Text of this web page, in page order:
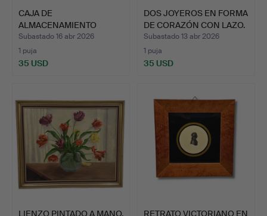
CAJA DE
ALMACENAMIENTO
DECORATIVA CON ASPE…
Subastado 16 abr 2026
1 puja
35 USD
DOS JOYEROS EN FORMA
DE CORAZÓN CON LAZO.
Subastado 13 abr 2026
1 puja
35 USD
LIENZO PINTADO A MANO,
RETRATO VICTORIANO EN